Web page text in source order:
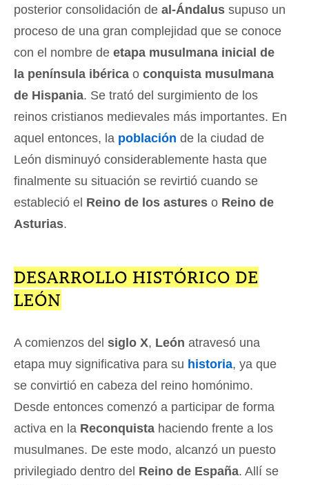
posterior consolidación de al-Ándalus supuso un
proceso de una gran complejidad que se conoce
con el nombre de etapa musulmana inicial de
la península ibérica o conquista musulmana
de Hispania. Se trató del surgimiento de los
reinos cristianos medievales más importantes. En
aquel entonces, la población de la ciudad de
León disminuyó considerablemente hasta que
finalmente su situación se revirtió cuando se
estableció el Reino de los astures o Reino de
Asturias.
DESARROLLO HISTÓRICO DE
LEÓN
A comienzos del siglo X, León atravesó una
etapa muy significativa para su historia, ya que
se convirtió en cabeza del reino homónimo.
Desde entonces comenzó a participar de forma
activa en la Reconquista haciendo frente a los
musulmanes. De este modo, alcanzó un puesto
privilegiado dentro del Reino de España. Allí se